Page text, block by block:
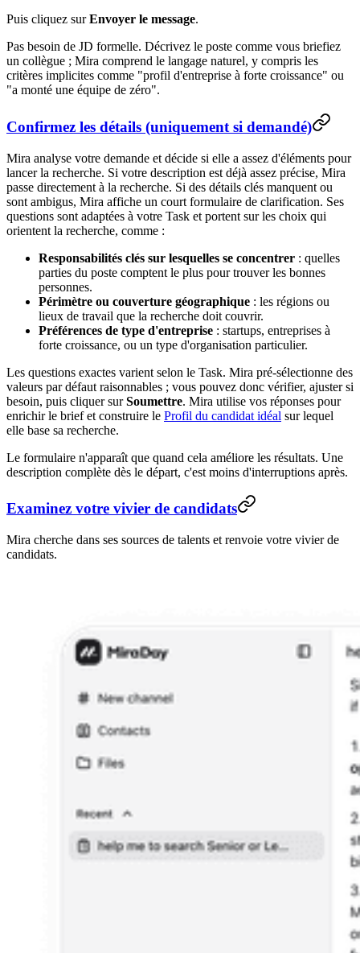
Puis cliquez surEnvoyer le message.
Pas besoin de JD formelle. Décrivez le poste comme vous briefiez
un collègue ; Mira comprend le langage naturel, y compris les
critères implicites comme "profil d'entreprise à forte croissance" ou
"a monté une équipe de zéro".
Confirmez les détails (uniquement si demandé)
Mira analyse votre demande et décide si elle a assez d'éléments pour
lancer la recherche. Si votre description est déjà assez précise, Mira
passe directement à la recherche. Si des détails clés manquent ou
sont ambigus, Mira affiche un court formulaire de clarification. Ses
questions sont adaptées à votre Task et portent sur les choix qui
orientent la recherche, comme :
Responsabilités clés sur lesquelles se concentrer : quelles
parties du poste comptent le plus pour trouver les bonnes
personnes.
Périmètre ou couverture géographique : les régions ou
lieux de travail que la recherche doit couvrir.
Préférences de type d'entreprise : startups, entreprises à
forte croissance, ou un type d'organisation particulier.
Les questions exactes varient selon le Task. Mira pré-sélectionne des
valeurs par défaut raisonnables ; vous pouvez donc vérifier, ajuster si
besoin, puis cliquer surSoumettre. Mira utilise vos réponses pour
enrichir le brief et construire le Profil du candidat idéal sur lequel
elle base sa recherche.
Le formulaire n'apparaît que quand cela améliore les résultats. Une
description complète dès le départ, c'est moins d'interruptions après.
Examinez votre vivier de candidats
Mira cherche dans ses sources de talents et renvoie votre vivier de
candidats.